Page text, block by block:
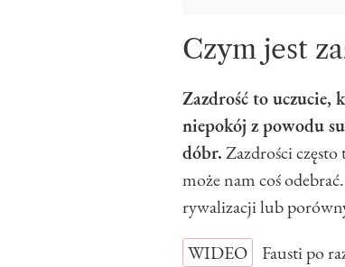
Czym jest
Zazdrość to uczucie,
niepokój z powodu
dóbr.Zazdrości
może nam coś
rywalizacji lub
WIDEO
Fausti po